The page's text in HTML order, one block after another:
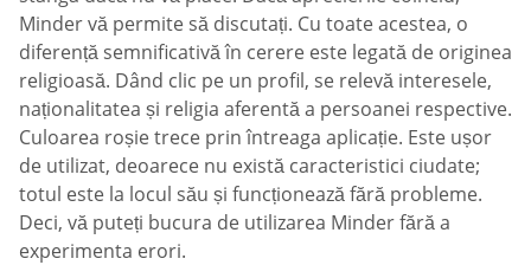
Minder vă permite să discutați. Cu toate acestea, o
diferență semnificativă în cerere este legată de originea
religioasă. Dând clic pe un profil, se relevă interesele,
naționalitatea și religia aferentă a persoanei respective.
Culoarea roșie trece prin întreaga aplicație. Este ușor
de utilizat, deoarece nu există caracteristici ciudate;
totul este la locul său și funcționează fără probleme.
Deci, vă puteți bucura de utilizarea Minder fără a
experimenta erori.